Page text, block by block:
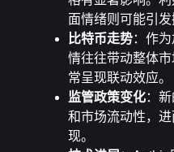
面情绪则可能引发
比特币走势：作
情往往带动整体
常呈现联动效应。
监管政策变化：
和市场流动性，
现。